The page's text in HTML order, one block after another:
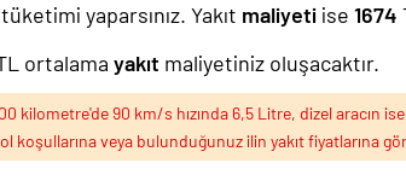
yaparsınız. Yakıt maliyeti ise 1674
ortalama yakıt maliyetiniz oluşacaktır.
kilometre'de 90 km/s hızında 6,5 Litre, dizel aracın
yol koşullarına veya bulunduğunuz ilin yakıt fiyatlarına